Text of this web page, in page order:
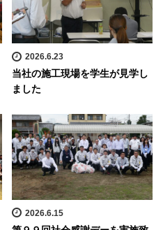
2026.6.23
当社の施工現場を学生が見学し
ました
2026.6.15